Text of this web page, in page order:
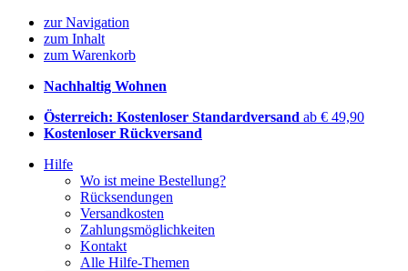
zur Navigation
zum Inhalt
zum Warenkorb
Nachhaltig Wohnen
Österreich: Kostenloser Standardversand ab € 49,90
Kostenloser Rückversand
Hilfe
Wo ist meine Bestellung?
Rücksendungen
Versandkosten
Zahlungsmöglichkeiten
Kontakt
Alle Hilfe-Themen